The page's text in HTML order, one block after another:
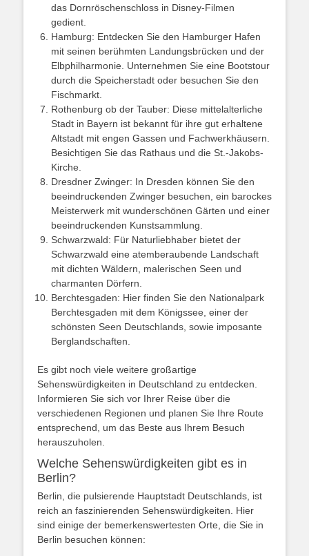
das Dornröschenschloss in Disney-Filmen
gedient.
Hamburg: Entdecken Sie den Hamburger Hafen
mit seinen berühmten Landungsbrücken und der
Elbphilharmonie. Unternehmen Sie eine Bootstour
durch die Speicherstadt oder besuchen Sie den
Fischmarkt.
Rothenburg ob der Tauber: Diese mittelalterliche
Stadt in Bayern ist bekannt für ihre gut erhaltene
Altstadt mit engen Gassen und Fachwerkhäusern.
Besichtigen Sie das Rathaus und die St.-Jakobs-
Kirche.
Dresdner Zwinger: In Dresden können Sie den
beeindruckenden Zwinger besuchen, ein barockes
Meisterwerk mit wunderschönen Gärten und einer
beeindruckenden Kunstsammlung.
Schwarzwald: Für Naturliebhaber bietet der
Schwarzwald eine atemberaubende Landschaft
mit dichten Wäldern, malerischen Seen und
charmanten Dörfern.
Berchtesgaden: Hier finden Sie den Nationalpark
Berchtesgaden mit dem Königssee, einer der
schönsten Seen Deutschlands, sowie imposante
Berglandschaften.
Es gibt noch viele weitere großartige
Sehenswürdigkeiten in Deutschland zu entdecken.
Informieren Sie sich vor Ihrer Reise über die
verschiedenen Regionen und planen Sie Ihre Route
entsprechend, um das Beste aus Ihrem Besuch
herauszuholen.
Welche Sehenswürdigkeiten gibt es in
Berlin?
Berlin, die pulsierende Hauptstadt Deutschlands, ist
reich an faszinierenden Sehenswürdigkeiten. Hier
sind einige der bemerkenswertesten Orte, die Sie in
Berlin besuchen können: